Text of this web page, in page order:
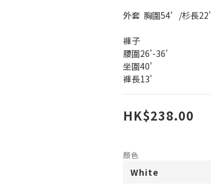
外套  胸圍54’/杉長22'
褲子
腰圍26'-36'
坐圍40'
褲長13'
HK$238.00
顏色